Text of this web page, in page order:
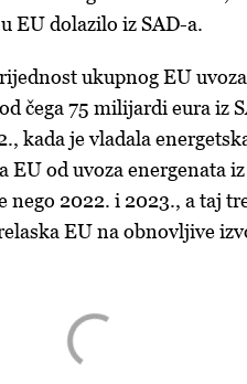
EU dolazilo iz SAD-a.
ukupnog EU
čega 75 milijardi eura iz
kada je vladala
od uvoza energenata
2022. i 2023., a taj
EU na obnovljive